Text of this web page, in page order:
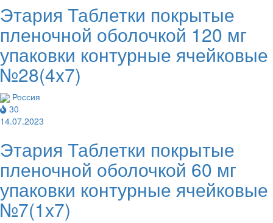
Этария Таблетки покрытые
пленочной оболочкой 120 мг
упаковки контурные ячейковые
№28(4x7)
Россия
30
14.07.2023
Этария Таблетки покрытые
пленочной оболочкой 60 мг
упаковки контурные ячейковые
№7(1x7)